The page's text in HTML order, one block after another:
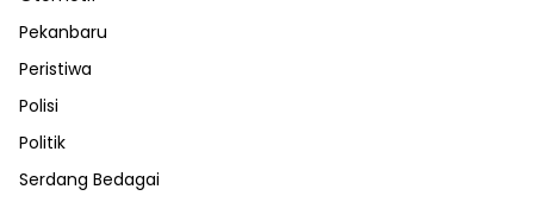
Pekanbaru
Peristiwa
Polisi
Politik
Serdang Bedagai